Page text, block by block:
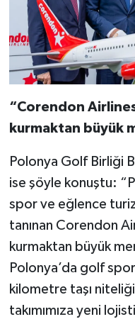
“Corendon
kurmaktan büyük
Polonya Golf Birliği
ise şöyle konuştu:
spor ve eğlence
tanınan Corendon
kurmaktan büyük
Polonya’da golf
kilometre taşı
takımımıza yeni